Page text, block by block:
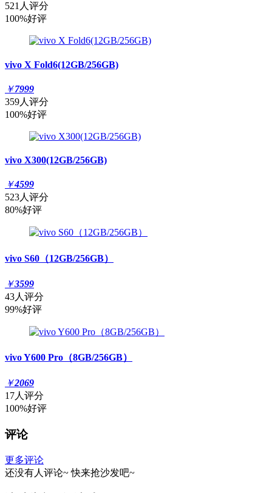
521人评分
100%好评
vivo X Fold6(12GB/256GB)
￥7999
359人评分
100%好评
vivo X300(12GB/256GB)
￥4599
523人评分
80%好评
vivo S60（12GB/256GB）
￥3599
43人评分
99%好评
vivo Y600 Pro（8GB/256GB）
￥2069
17人评分
100%好评
评论
更多评论
还没有人评论~ 快来抢沙发吧~